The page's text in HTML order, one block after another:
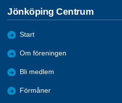
Jönköping Centrum
Start
Om föreningen
Bli medlem
Förmåner